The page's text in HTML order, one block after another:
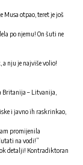
Musa otpao, teret je još
po njemu! On šuti ne
a nju je najviše volio!
Britanija – Litvanija,
i javno ih raskrinkao,
promijenila
na vodi!”
detalji! Kontradiktoran